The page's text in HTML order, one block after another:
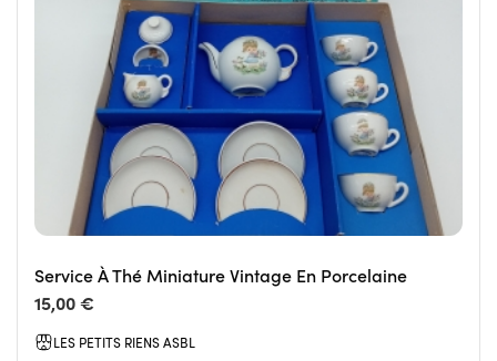
Service À Thé Miniature Vintage En Porcelaine
15,00 €
LES PETITS RIENS ASBL